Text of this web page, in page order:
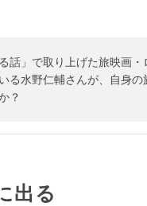
話」で取り上げた旅映画
る水野仁輔さんが、自身の
？
出る